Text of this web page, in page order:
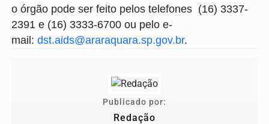
o órgão pode ser feito pelos telefones (16) 3337-
2391 e (16) 3333-6700 ou pelo e-
mail: dst.aids@araraquara.sp.gov.br.
Publicado por:
Redação